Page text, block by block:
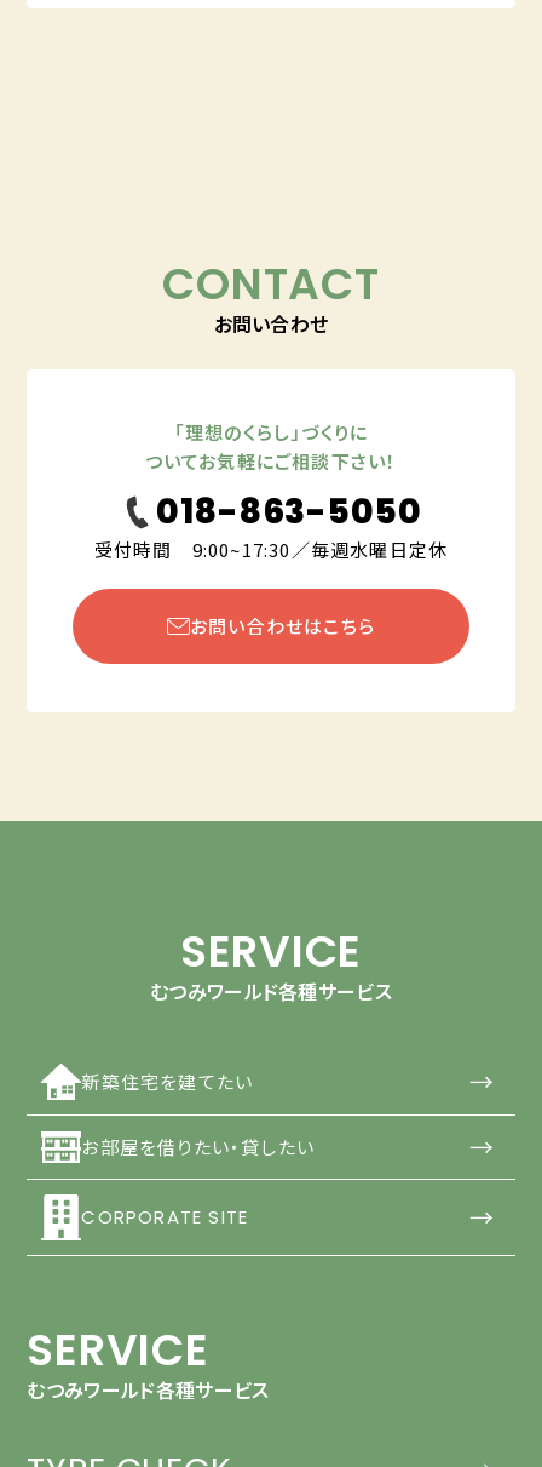
CONTACT
お問い合わせ
「理想のくらし」づくりに
ついてお気軽にご相談下さい！
018-863-5050
受付時間 9:00~17:30／毎週水曜日定休
お問い合わせはこちら
SERVICE
むつみワールド各種サービス
新築住宅を建てたい →
お部屋を借りたい・貸したい →
CORPORATE SITE →
SERVICE
むつみワールド各種サービス